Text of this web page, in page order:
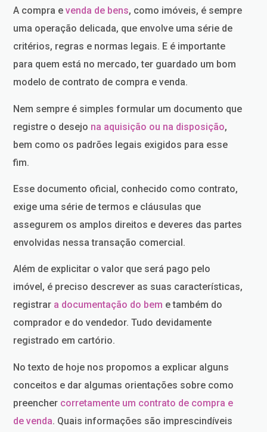
A compra e venda de bens, como imóveis, é sempre
uma operação delicada, que envolve uma série de
critérios, regras e normas legais. E é importante
para quem está no mercado, ter guardado um bom
modelo de contrato de compra e venda.
Nem sempre é simples formular um documento que
registre o desejo na aquisição ou na disposição,
bem como os padrões legais exigidos para esse
fim.
Esse documento oficial, conhecido como contrato,
exige uma série de termos e cláusulas que
assegurem os amplos direitos e deveres das partes
envolvidas nessa transação comercial.
Além de explicitar o valor que será pago pelo
imóvel, é preciso descrever as suas características,
registrar a documentação do bem e também do
comprador e do vendedor. Tudo devidamente
registrado em cartório.
No texto de hoje nos propomos a explicar alguns
conceitos e dar algumas orientações sobre como
preencher corretamente um contrato de compra e
de venda. Quais informações são imprescindíveis